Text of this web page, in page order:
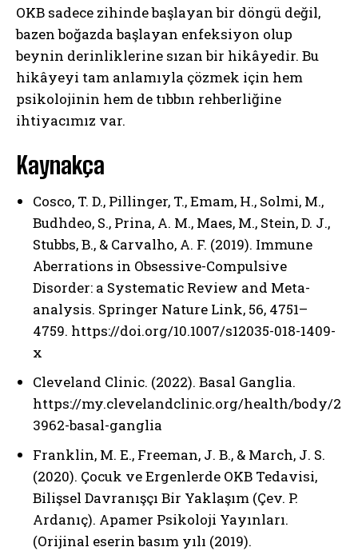
OKB sadece zihinde başlayan bir döngü değil,
bazen boğazda başlayan enfeksiyon olup
beynin derinliklerine sızan bir hikâyedir. Bu
hikâyeyi tam anlamıyla çözmek için hem
psikolojinin hem de tıbbın rehberliğine
ihtiyacımız var.
Kaynakça
Cosco, T. D., Pillinger, T., Emam, H., Solmi, M.,
Budhdeo, S., Prina, A. M., Maes, M., Stein, D. J.,
Stubbs, B., & Carvalho, A. F. (2019). Immune
Aberrations in Obsessive-Compulsive
Disorder: a Systematic Review and Meta-
analysis. Springer Nature Link, 56, 4751–
4759. https://doi.org/10.1007/s12035-018-1409-
x
Cleveland Clinic. (2022). Basal Ganglia.
https://my.clevelandclinic.org/health/body/2
3962-basal-ganglia
Franklin, M. E., Freeman, J. B., & March, J. S.
(2020). Çocuk ve Ergenlerde OKB Tedavisi,
Bilişsel Davranışçı Bir Yaklaşım (Çev. P.
Ardanıç). Apamer Psikoloji Yayınları.
(Orijinal eserin basım yılı (2019).